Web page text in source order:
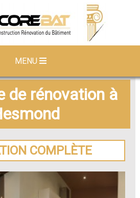
MENU
de rénovation à
COMPLÈTE